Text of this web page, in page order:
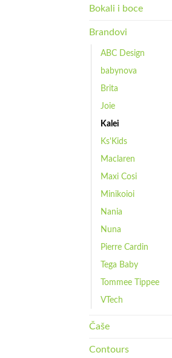
Bokali i boce
Brandovi
ABC Design
babynova
Brita
Joie
Kalei
Ks'Kids
Maclaren
Maxi Cosi
Minikoioi
Nania
Nuna
Pierre Cardin
Tega Baby
Tommee Tippee
VTech
Čaše
Contours